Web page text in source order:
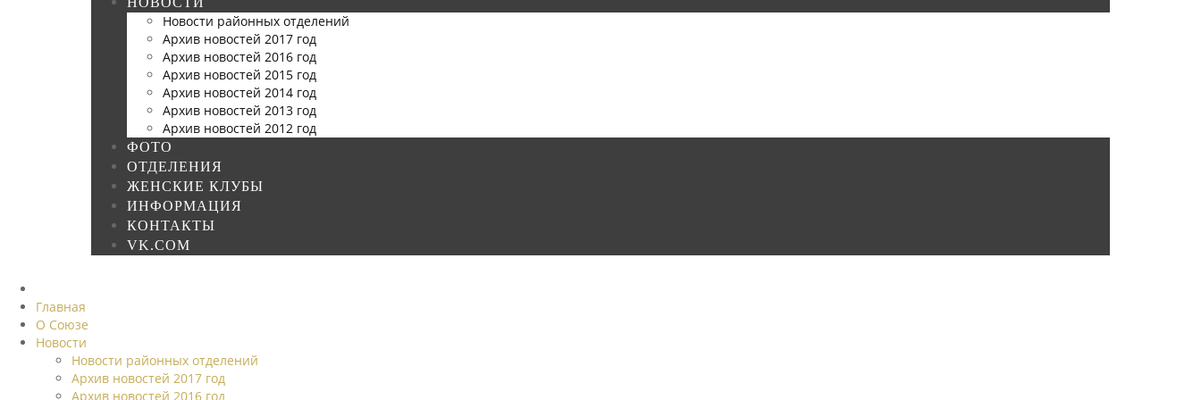
Новости районных отделений
Архив новостей 2017 год
Архив новостей 2016 год
Архив новостей 2015 год
Архив новостей 2014 год
Архив новостей 2013 год
Архив новостей 2012 год
ФОТО
ОТДЕЛЕНИЯ
ЖЕНСКИЕ КЛУБЫ
ИНФОРМАЦИЯ
КОНТАКТЫ
VK.COM
Главная
О Союзе
Новости
Новости районных отделений
Архив новостей 2017 год
Архив новостей 2016 год